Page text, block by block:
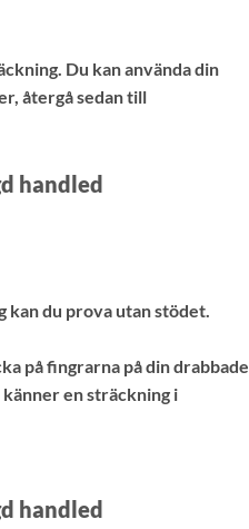
Du kan använda din
återgå sedan till
handled
kan du prova utan stödet.
på fingrarna på din drabbade
en sträckning i
handled